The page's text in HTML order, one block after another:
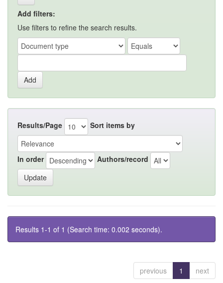
Add filters:
Use filters to refine the search results.
Results/Page Sort items by
In order Authors/record
Results 1-1 of 1 (Search time: 0.002 seconds).
previous 1 next